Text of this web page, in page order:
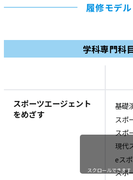
履修モデル
学科専門科
スポーツエージェント
をめざす
基礎
スポ
スポ
現代
eス
スポ
スクロールできます